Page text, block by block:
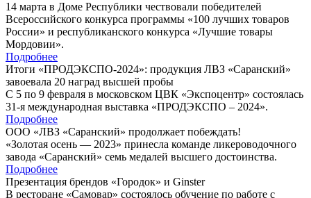
14 марта в Доме Республики чествовали победителей
Всероссийского конкурса программы «100 лучших товаров
России» и республиканского конкурса «Лучшие товары
Мордовии».
Подробнее
Итоги «ПРОДЭКСПО-2024»: продукция ЛВЗ «Саранский»
завоевала 20 наград высшей пробы
С 5 по 9 февраля в московском ЦВК «Экспоцентр» состоялась
31-я международная выставка «ПРОДЭКСПО – 2024».
Подробнее
ООО «ЛВЗ «Саранский» продолжает побеждать!
«Золотая осень — 2023» принесла команде ликероводочного
завода «Саранский» семь медалей высшего достоинства.
Подробнее
Презентация брендов «Городок» и Ginster
В ресторане «Самовар» состоялось обучение по работе с